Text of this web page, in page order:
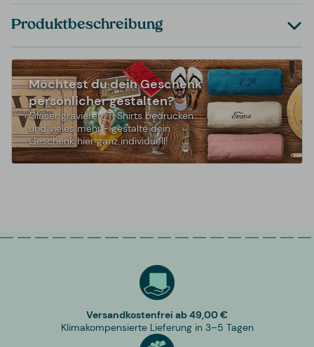
Produktbeschreibung
Möchtest du dein Geschenk
persönlicher gestalten?
Gläser gravieren, T-Shirts bedrucken
und vieles mehr - gestalte dein
Geschenk hier ganz individuell!
Versandkostenfrei ab 49,00 €
Klimakompensierte Lieferung in 3–5 Tagen